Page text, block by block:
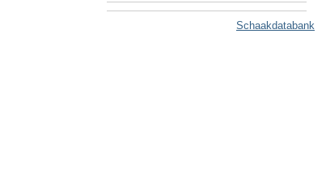
Schaakdatabank